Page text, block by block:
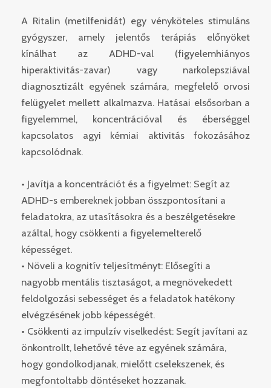
A Ritalin (metilfenidát) egy vényköteles stimuláns
gyógyszer, amely jelentős terápiás előnyöket
kínálhat az ADHD-val (figyelemhiányos
hiperaktivitás-zavar) vagy narkolepsziával
diagnosztizált egyének számára, megfelelő orvosi
felügyelet mellett alkalmazva. Hatásai elsősorban a
figyelemmel, koncentrációval és éberséggel
kapcsolatos agyi kémiai aktivitás fokozásához
kapcsolódnak.
• Javítja a koncentrációt és a figyelmet: Segít az
ADHD-s embereknek jobban összpontosítani a
feladatokra, az utasításokra és a beszélgetésekre
azáltal, hogy csökkenti a figyelemelterelő
képességet.
• Növeli a kognitív teljesítményt: Elősegíti a
nagyobb mentális tisztaságot, a megnövekedett
feldolgozási sebességet és a feladatok hatékony
elvégzésének jobb képességét.
• Csökkenti az impulzív viselkedést: Segít javítani az
önkontrollt, lehetővé téve az egyének számára,
hogy gondolkodjanak, mielőtt cselekszenek, és
megfontoltabb döntéseket hozzanak.